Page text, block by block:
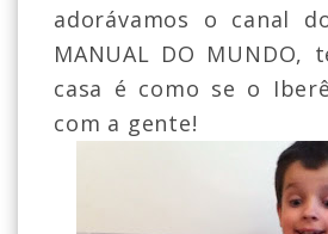
adorávamos o canal
MANUAL DO
casa é como se o
com a gente!